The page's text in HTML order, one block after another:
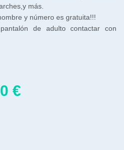
más.
y número es gratuita!!!
de adulto contactar con
€